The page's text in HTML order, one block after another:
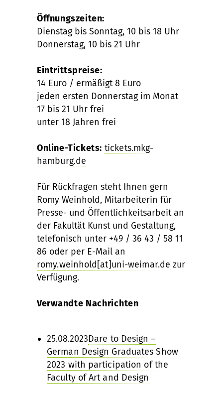
Öffnungszeiten:
Dienstag bis Sonntag, 10 bis 18 Uhr
Donnerstag, 10 bis 21 Uhr
Eintrittspreise:
14 Euro / ermäßigt 8 Euro
jeden ersten Donnerstag im Monat
17 bis 21 Uhr frei
unter 18 Jahren frei
Online-Tickets: tickets.mkg-
hamburg.de
Für Rückfragen steht Ihnen gern
Romy Weinhold, Mitarbeiterin für
Presse- und Öffentlichkeitsarbeit an
der Fakultät Kunst und Gestaltung,
telefonisch unter +49 / 36 43 / 58 11
86 oder per E-Mail an
romy.weinhold[at]uni-weimar.de zur
Verfügung.
Verwandte Nachrichten
25.08.2023Dare to Design –
German Design Graduates Show
2023 with participation of the
Faculty of Art and Design